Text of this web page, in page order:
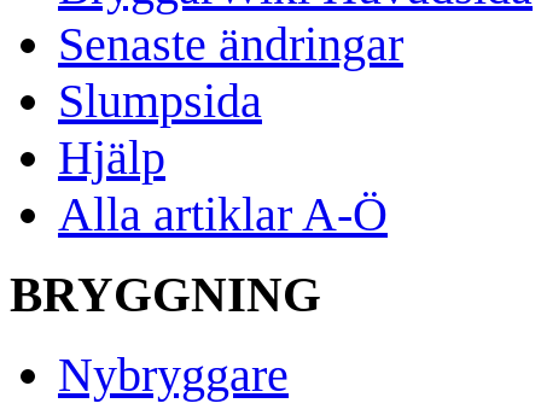
Senaste ändringar
Slumpsida
Hjälp
Alla artiklar A-Ö
BRYGGNING
Nybryggare